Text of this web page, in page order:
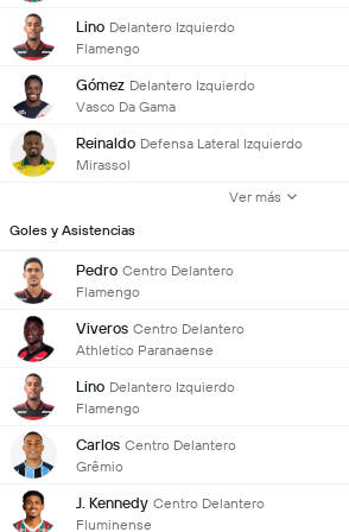
Lino Delantero Izquierdo
Flamengo
Gómez Delantero Izquierdo
Vasco Da Gama
Reinaldo Defensa Lateral Izquierdo
Mirassol
Ver más
Goles y Asistencias
Pedro Centro Delantero
Flamengo
Viveros Centro Delantero
Athletico Paranaense
Lino Delantero Izquierdo
Flamengo
Carlos Centro Delantero
Grêmio
J. Kennedy Centro Delantero
Fluminense